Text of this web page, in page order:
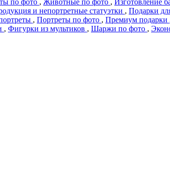
по фото , Животные по фото , Изготовление
и непортретные статуэтки , Подарки
, Портреты по фото , Премиум подарки
, Фигурки из мультиков , Шаржи по фото ,